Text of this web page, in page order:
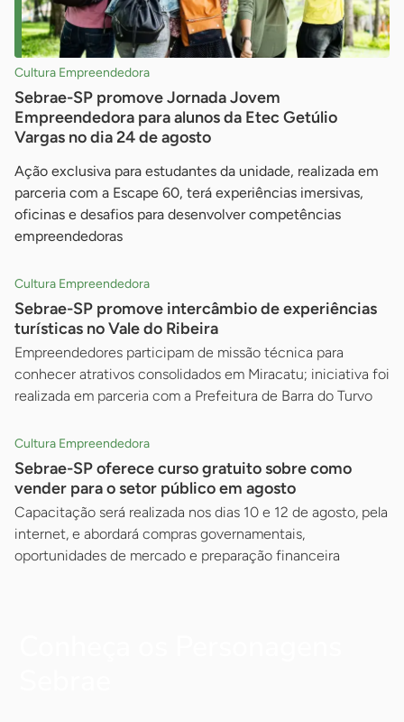
Cultura Empreendedora
Sebrae-SP promove Jornada Jovem
Empreendedora para alunos da Etec Getúlio
Vargas no dia 24 de agosto
Ação exclusiva para estudantes da unidade, realizada em
parceria com a Escape 60, terá experiências imersivas,
oficinas e desafios para desenvolver competências
empreendedoras
Cultura Empreendedora
Sebrae-SP promove intercâmbio de experiências
turísticas no Vale do Ribeira
Empreendedores participam de missão técnica para
conhecer atrativos consolidados em Miracatu; iniciativa foi
realizada em parceria com a Prefeitura de Barra do Turvo
Cultura Empreendedora
Sebrae-SP oferece curso gratuito sobre como
vender para o setor público em agosto
Capacitação será realizada nos dias 10 e 12 de agosto, pela
internet, e abordará compras governamentais,
oportunidades de mercado e preparação financeira